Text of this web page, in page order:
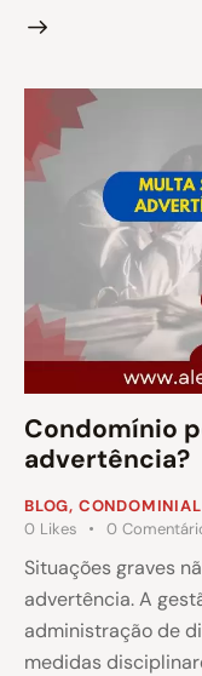
Condomínio
advertência?
BLOG, CONDOMINIAL
0 Likes 0
Situações graves
advertência. A
administração de
medidas